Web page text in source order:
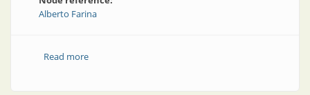
Alberto Farina
Read moreabout Modernización de las instalaciones eléctricas